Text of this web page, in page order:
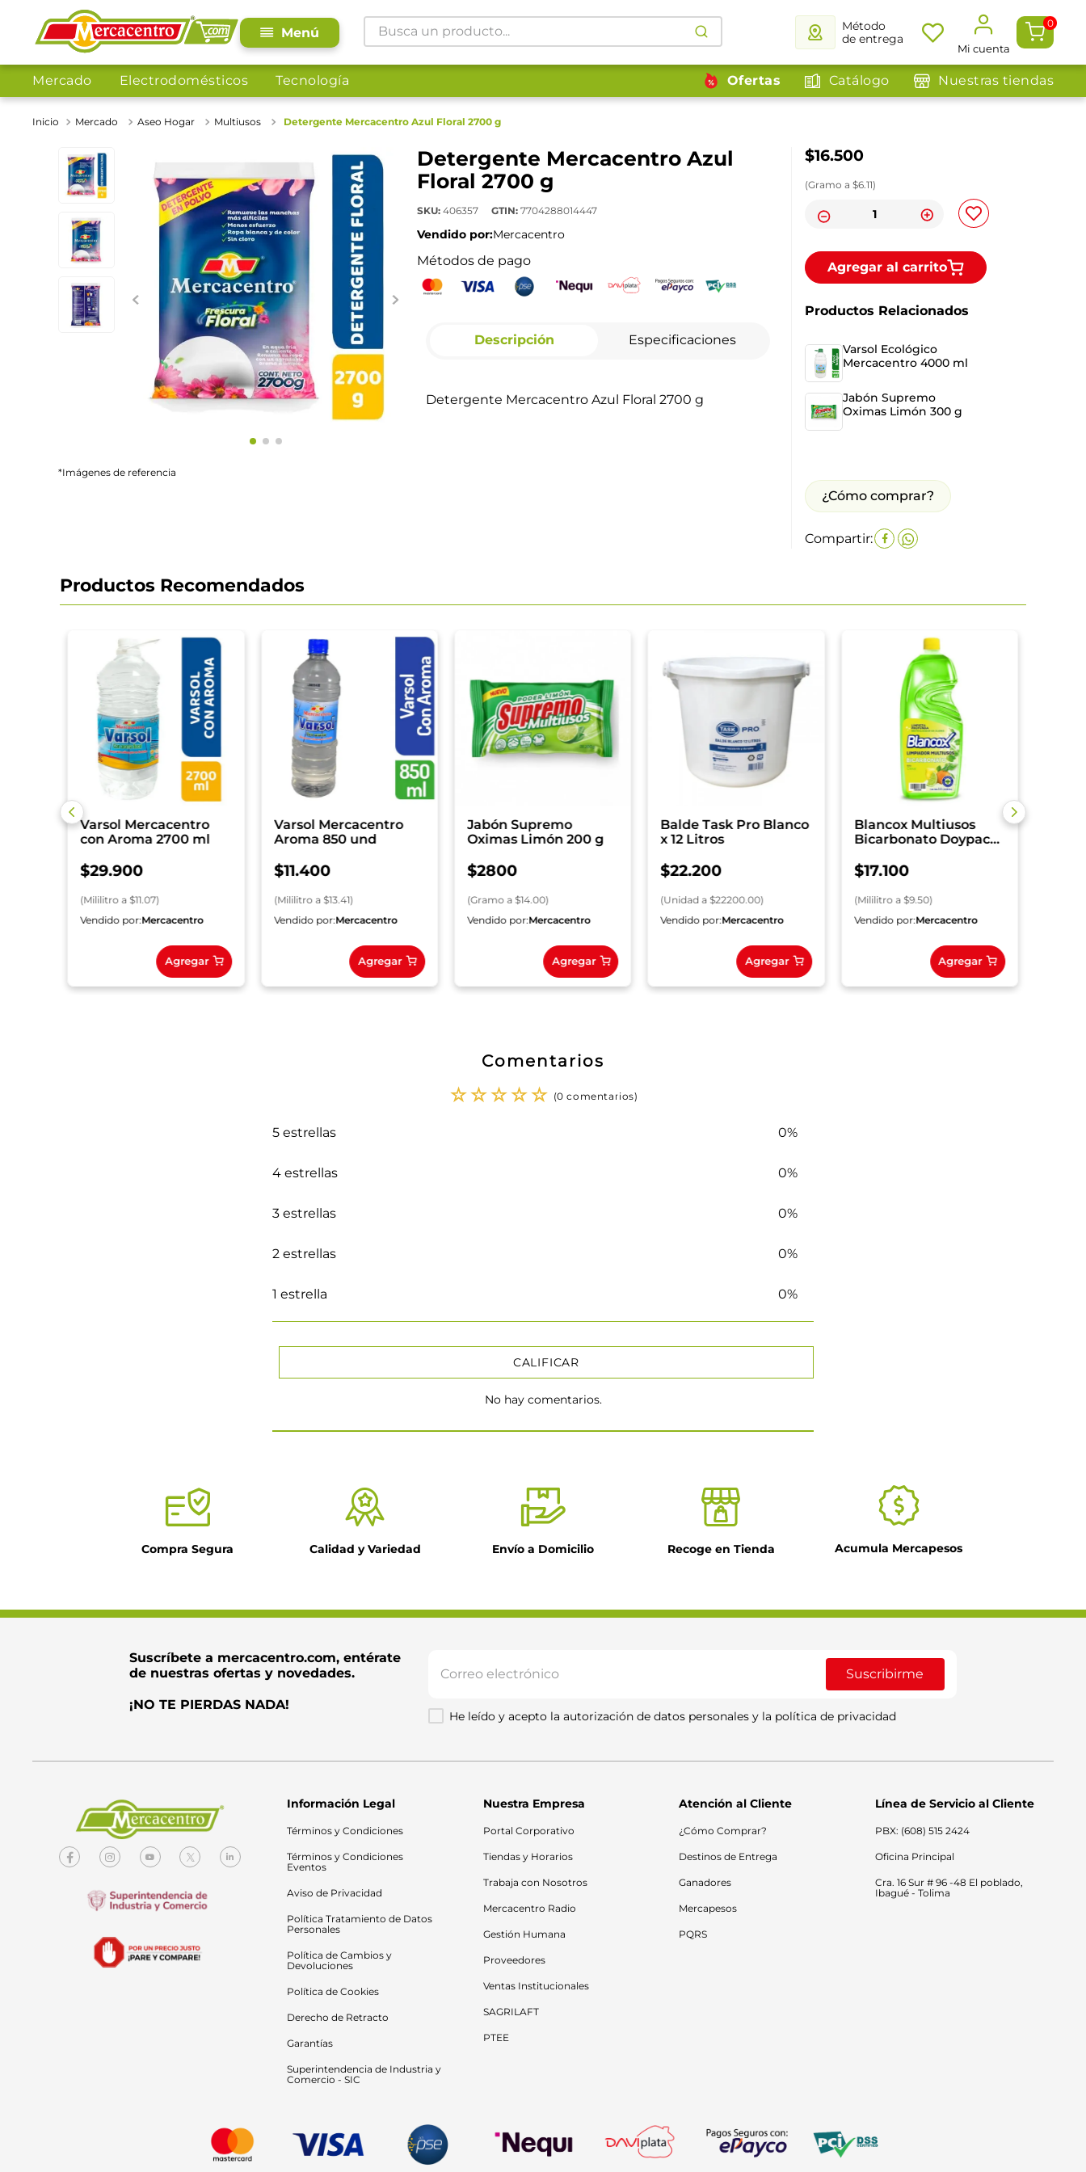
Busca un producto...
Método
de entrega
Mi cuenta
0
Mercado Electrodomésticos Tecnología Ofertas Catálogo Nuestras tiendas
Mercado Aseo Hogar Multiusos Detergente Mercacentro Azul Floral 2700 g
*Imágenes de referencia
Detergente Mercacentro Azul
Floral 2700 g
SKU: 406357 GTIN: 7704288014447
Vendido por:Mercacentro
Métodos de pago
Descripción Especificaciones
Detergente Mercacentro Azul Floral 2700 g
$16.500
(Gramo a $6.11)
Agregar al carrito
Productos Relacionados
Varsol Ecológico
Mercacentro 4000 ml
Jabón Supremo
Oximas Limón 300 g
¿Cómo comprar?
Compartir:
Productos Recomendados
Varsol Mercacentro
con Aroma 2700 ml
$29.900
(Mililitro a $11.07)
Vendido por:Mercacentro
Agregar
Varsol Mercacentro
Aroma 850 und
$11.400
(Mililitroa $13.41)
Vendido por:Mercacentro
Agregar
Jabón Supremo
Oximas Limón 200 g
$2800
(Gramo a $14.00)
Vendido por:Mercacentro
Agregar
Balde Task Pro Blanco
x 12 Litros
$22.200
(Unidad a $22200.00)
Vendido por:Mercacentro
Agregar
Blancox Multiusos
Bicarbonato Doypack
$17.100
(Mililitro a $9.50)
Vendido por:Mercacentro
Agregar
Comentarios
☆☆☆☆☆ (0 comentarios)
5 estrellas 0%
4 estrellas 0%
3 estrellas 0%
2 estrellas 0%
1 estrella 0%
CALIFICAR
Dirección de email
Escribe un comentario
Enviar comentario
No hay comentarios.
Compra Segura Calidad y Variedad Envío a Domicilio Recoge en Tienda Acumula Mercapesos
Suscríbete a mercacentro.com, entérate
de nuestras ofertas y novedades.
¡NO TE PIERDAS NADA!
Suscribirme
He leído y acepto la autorización de datos personales y la política de privacidad
Información Legal
Términos y Condiciones
Términos y Condiciones
Eventos
Aviso de Privacidad
Política Tratamiento de Datos
Personales
Política de Cambios y
Devoluciones
Política de Cookies
Derecho de Retracto
Garantías
Superintendencia de Industria y
Comercio - SIC
Nuestra Empresa
Portal Corporativo
Tiendas y Horarios
Trabaja con Nosotros
Mercacentro Radio
Gestión Humana
Proveedores
Ventas Institucionales
SAGRILAFT
PTEE
Atención al Cliente
¿Cómo Comprar?
Destinos de Entrega
Ganadores
Mercapesos
PQRS
Línea de Servicio al Cliente
PBX: (608) 515 2424
Oficina Principal
Cra. 16 Sur # 96 -48 El poblado,
Ibagué - Tolima